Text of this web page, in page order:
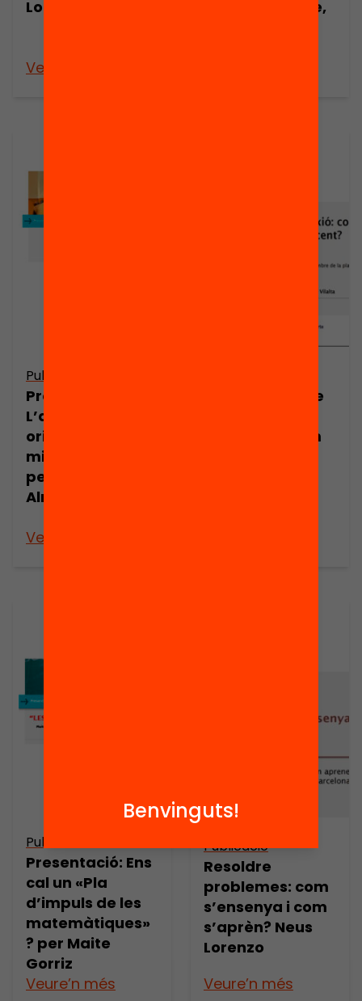
Lorenzo
Veure’n més
l’aprenentatge,
Publicació
Presentació:
L’avaluació
orientada a la
millora contínua,
per Josep Ignasi
Almirall
Veure’n més
Presentació: De
la reflexió: com
Publicació
Presentació: Ens
cal un «Pla
d’impuls de les
matemàtiques»
? per Maite
Gorriz
Veure’n més
Publicació
Resoldre
problemes: com
s’ensenya i com
s’aprèn? Neus
Lorenzo
Veure’n més
Benvinguts!